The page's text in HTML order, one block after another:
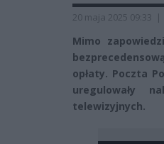
20 maja 2025 09:33 |
Mimo
opłaty. Poczta
uregulowały
telewizyjnych.